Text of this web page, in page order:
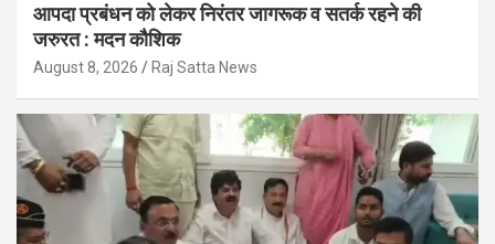
आपदा प्रबंधन को लेकर निरंतर जागरूक व सतर्क रहने की
जरुरत : मदन कौशिक
August 8, 2026 Raj Satta News